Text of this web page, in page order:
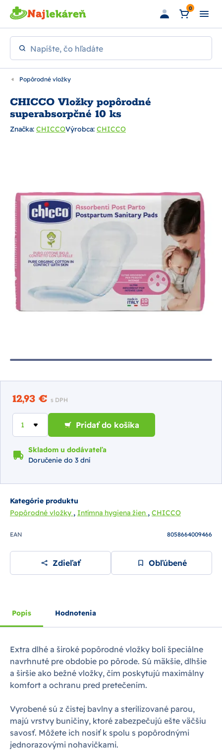
Preskočiť na hlavný obsah 0
Napíšte, čo hľadáte
Popôrodné vložky
CHICCO Vložky popôrodné
superabsorpčné 10 ks
Značka: CHICCOVýrobca: CHICCO
12,93 € s DPH
Pridať do košíka
Skladom u dodávateľa
Doručenie do 3 dní
Kategórie produktu
Popôrodné vložky , Intímna hygiena žien , CHICCO
EAN 8058664009466
Zdieľať Obľúbené
Popis Hodnotenia
Extra dlhé a široké popôrodné vložky boli špeciálne
navrhnuté pre obdobie po pôrode. Sú mäkšie, dlhšie
a širšie ako bežné vložky, čím poskytujú maximálny
komfort a ochranu pred pretečením.
Vyrobené sú z čistej bavlny a sterilizované parou,
majú vrstvy buničiny, ktoré zabezpečujú ešte väčšiu
savosť. Môžete ich nosiť k spolu s popôrodnými
jednorazovými nohavičkami.